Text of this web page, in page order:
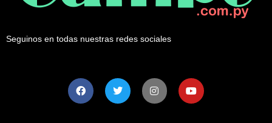
Seguinos en todas nuestras redes sociales